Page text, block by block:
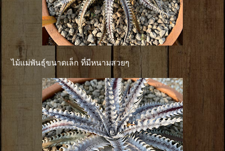
ไม้เเม่พันธุ์ขนาดเล็ก ที่มีหนามสวยๆ